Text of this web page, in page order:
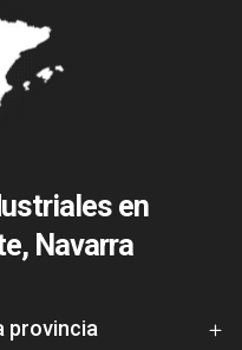
en
Navarra
provincia